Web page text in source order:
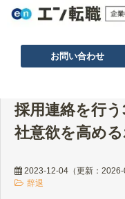
お問い合わせ
採用連絡を行
社意欲を高め
2023-12-04 （更新：
辞退